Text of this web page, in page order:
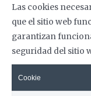
Las cookies
que el sitio web
garantizan
seguridad del sitio
Cookie